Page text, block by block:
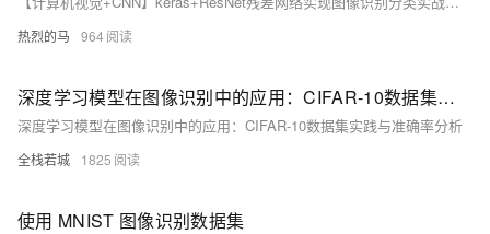
热烈的马 964
深度学习模型在图像识别中的应用：CIFAR-10数据集实践与准确率分析
深度学习模型在图像识别中的应用：CIFAR-10数据集实践与准确率分析
全栈若城 1825
使用 MNIST 图像识别数据集